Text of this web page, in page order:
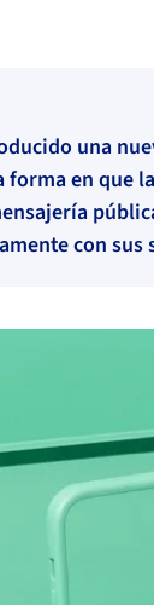
una
en que
con sus